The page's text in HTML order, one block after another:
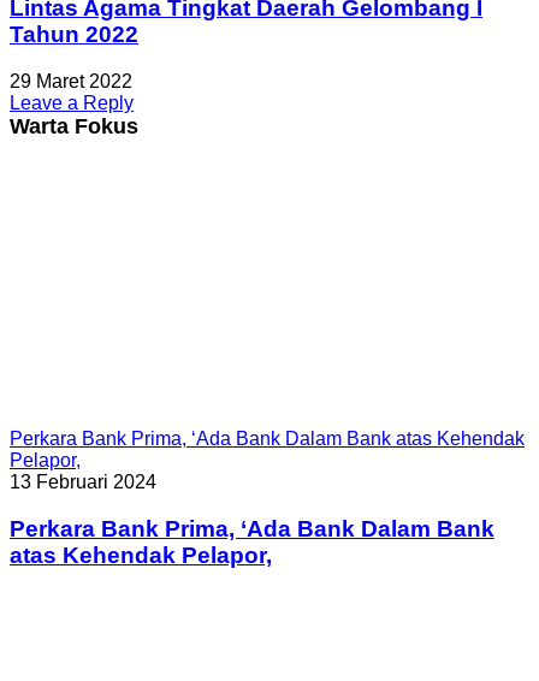
Lintas Agama Tingkat Daerah Gelombang I
Tahun 2022
29 Maret 2022
Leave a Reply
Warta Fokus
Perkara Bank Prima, ‘Ada Bank Dalam Bank atas Kehendak
Pelapor,
13 Februari 2024
Perkara Bank Prima, ‘Ada Bank Dalam Bank
atas Kehendak Pelapor,